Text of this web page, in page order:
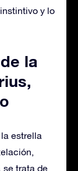
y lo
la
estrella
se trata de